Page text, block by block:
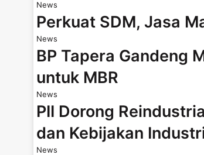
News
Perkuat SDM, Jasa
News
BP Tapera Gandeng
untuk MBR
News
PII Dorong
dan Kebijakan
News